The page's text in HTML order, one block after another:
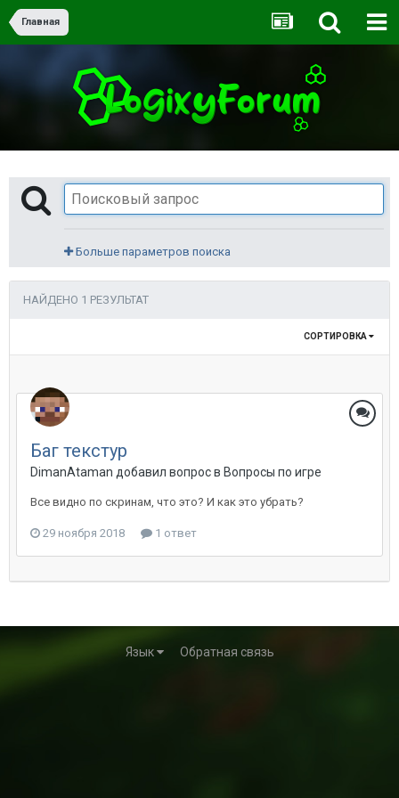
Главная
Больше параметров поиска
НАЙДЕНО 1 РЕЗУЛЬТАТ
СОРТИРОВКА
Баг текстур
DimanAtaman добавил вопрос в Вопросы по игре
Все видно по скринам, что это? И как это убрать?
29 ноября 2018 1 ответ
Язык Обратная связь